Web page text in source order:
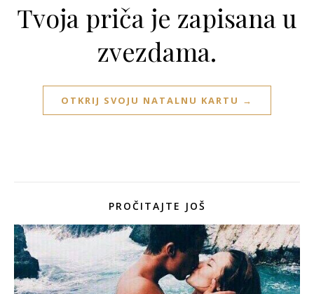
Tvoja priča je zapisana u
zvezdama.
OTKRIJ SVOJU NATALNU KARTU →
PROČITAJTE JOŠ